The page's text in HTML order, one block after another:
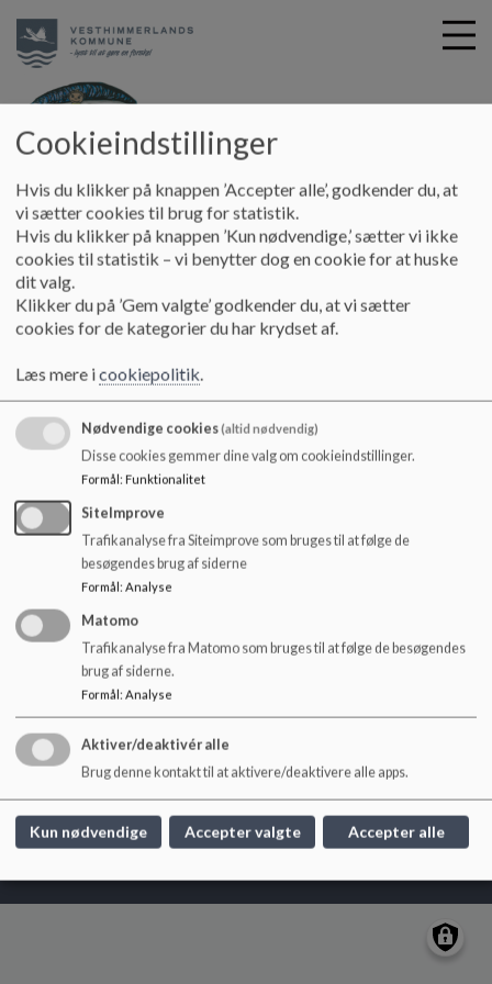
i
Løgstør Skole
SFO - Bøgen Information til forældre Barnet i fokus
Barnet i fokus
Barnet i fokus
Dokumenter
BARNET I FOKUS - 25_26.pdf
Løgstør Skole
Bøgevej 10, 9670 Løgstør
loegstoer.skole@vesthimmerland.dk
+45 9966 8580
EAN NR.
5798004128565
Sitemap
Cookie politik
Cookieindstillinger
Hvis du klikker på knappen ’Accepter alle’, godkender du, at
vi sætter cookies til brug for statistik.
Hvis du klikker på knappen ’Kun nødvendige,’ sætter vi ikke
cookies til statistik – vi benytter dog en cookie for at huske
dit valg.
Klikker du på ’Gem valgte’ godkender du, at vi sætter
cookies for de kategorier du har krydset af.
Læs mere icookiepolitik.
Nødvendige cookies(altid nødvendig)
Disse cookies gemmer dine valg om cookieindstillinger.
Formål: Funktionalitet
SiteImprove
Trafikanalyse fra Siteimprove som bruges til at følge de
besøgendes brug af siderne
Formål: Analyse
Matomo
Trafikanalyse fra Matomo som bruges til at følge de besøgendes
brug af siderne.
Formål: Analyse
Aktiver/deaktivér alle
Brug denne kontakt til at aktivere/deaktivere alle apps.
Kun nødvendige Accepter valgte Accepter alle